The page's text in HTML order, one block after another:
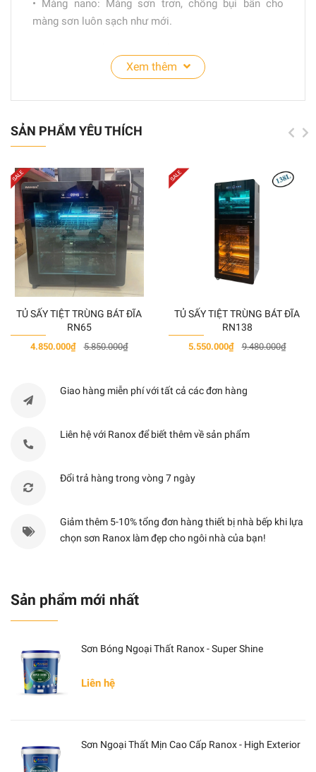
• Màng nano: Màng sơn trơn, chống bụi bẩn cho
màng sơn luôn sạch như mới.
tróc, bền màu trong mọi thời tiết khắc nghiệt.
nhất và công nghệ sản xuất sơn hiện đại mang lại
cho ngôi nhà bạn sự sang trọng và lịch lãm.
Xem thêm
SẢN PHẨM YÊU THÍCH
TỦ SẤY TIỆT TRÙNG BÁT ĐĨA
RN65
4.850.000₫ 5.850.000₫
TỦ SẤY TIỆT TRÙNG BÁT ĐĨA
RN138
5.550.000₫ 9.480.000₫
Giao hàng miễn phí với tất cả các đơn hàng
Liên hệ với Ranox để biết thêm về sản phẩm
Đổi trả hàng trong vòng 7 ngày
Giảm thêm 5-10% tổng đơn hàng thiết bị nhà bếp khi lựa
chọn sơn Ranox làm đẹp cho ngôi nhà của bạn!
Sản phẩm mới nhất
Sơn Bóng Ngoại Thất Ranox - Super Shine
Liên hệ
Sơn Ngoại Thất Mịn Cao Cấp Ranox - High Exterior